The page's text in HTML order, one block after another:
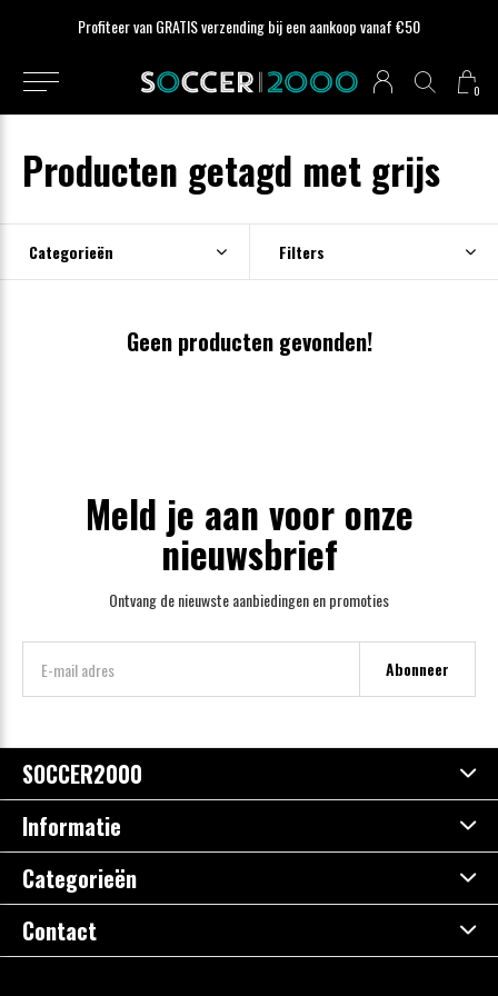
0
Profiteer van GRATIS verzending bij een aankoop vanaf €50
Producten getagd met grijs
Categorieën Filters
Geen producten gevonden!
Meld je aan voor onze
nieuwsbrief
Ontvang de nieuwste aanbiedingen en promoties
Abonneer
SOCCER2000
Informatie
Categorieën
Contact